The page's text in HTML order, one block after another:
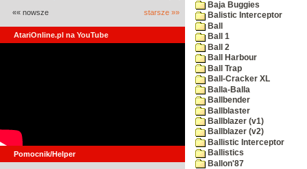
«« nowsze starsze »»
AtariOnline.pl na YouTube
Pomocnik/Helper
Baja Buggies
Balistic Interceptor
Ball
Ball 1
Ball 2
Ball Harbour
Ball Trap
Ball-Cracker XL
Balla-Balla
Ballbender
Ballblaster
Ballblazer (v1)
Ballblazer (v2)
Ballistic Interceptor
Ballistics
Ballon'87